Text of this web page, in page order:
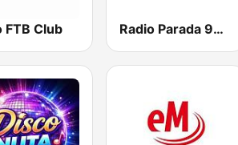
FTB Club Radio Parada 96.0 FM